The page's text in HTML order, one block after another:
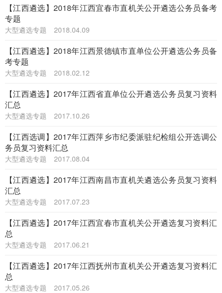
【江西遴选】2018年江西宜春市直机关公开遴选公务员备考
专题
大型遴选专题 2018.04.09
【江西遴选】2018年江西景德镇市直单位公开遴选公务员备
考专题
大型遴选专题 2018.02.12
【江西遴选】2017年江西省直单位公开遴选公务员复习资料
汇总
大型遴选专题 2017.10.26
【江西选调】2017年江西萍乡市纪委派驻纪检组公开选调公
务员复习资料汇总
大型遴选专题 2017.08.04
【江西遴选】2017年江西南昌市直机关遴选公务员复习资料
汇总
大型遴选专题 2017.07.23
【江西遴选】2017年江西宜春市直机关公开遴选复习资料汇
总
大型遴选专题 2017.06.21
【江西遴选】2017年江西抚州市直机关公开遴选复习资料汇
总
大型遴选专题 2017.05.26